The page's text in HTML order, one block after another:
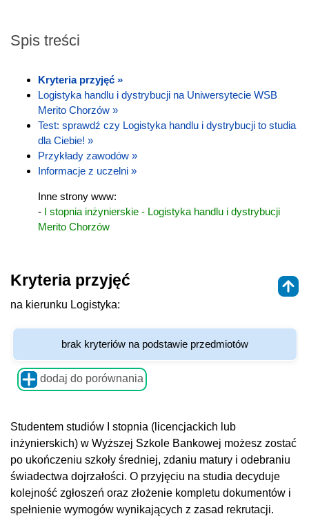
Spis treści
Kryteria przyjęć »
Logistyka handlu i dystrybucji na Uniwersytecie WSB
Merito Chorzów »
Test: sprawdź czy Logistyka handlu i dystrybucji to studia
dla Ciebie! »
Przykłady zawodów »
Informacje z uczelni »
Inne strony www:
- I stopnia inżynierskie - Logistyka handlu i dystrybucji
Merito Chorzów
Kryteria przyjęć
na kierunku Logistyka:
brak kryteriów na podstawie przedmiotów
dodaj do porównania
Studentem studiów I stopnia (licencjackich lub
inżynierskich) w Wyższej Szkole Bankowej możesz zostać
po ukończeniu szkoły średniej, zdaniu matury i odebraniu
świadectwa dojrzałości. O przyjęciu na studia decyduje
kolejność zgłoszeń oraz złożenie kompletu dokumentów i
spełnienie wymogów wynikających z zasad rekrutacji.